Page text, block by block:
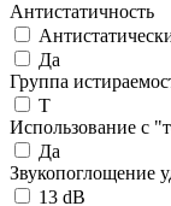
Антистатичность
Да
Группа
T
Использование с
Да
Звукопоглощение
13 dB